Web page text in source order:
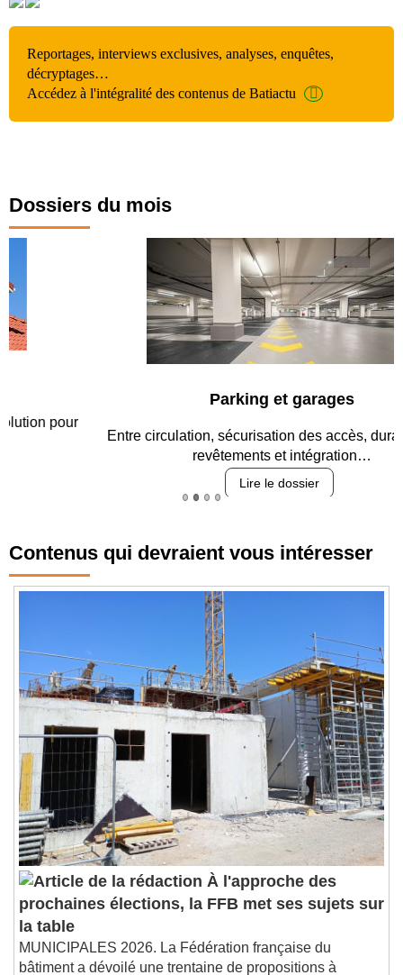
Reportages, interviews exclusives, analyses, enquêtes,
décryptages…
Accédez à l'intégralité des contenus de Batiactu
Dossiers du mois
Parking et garages
Entre circulation, sécurisation des accès, durabilité des
revêtements et intégration…
Contenus qui devraient vous intéresser
À l'approche des
prochaines élections, la FFB met ses sujets sur
la table
MUNICIPALES 2026. La Fédération française du